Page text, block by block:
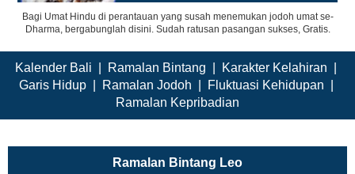
Bagi Umat Hindu di perantauan yang susah menemukan jodoh umat se-
Dharma, bergabunglah disini. Sudah ratusan pasangan sukses, Gratis.
Kalender Bali Ramalan Bintang Karakter Kelahiran
Garis Hidup| Ramalan Jodoh Fluktuasi Kehidupan
Ramalan Kepribadian
Ramalan Bintang Leo